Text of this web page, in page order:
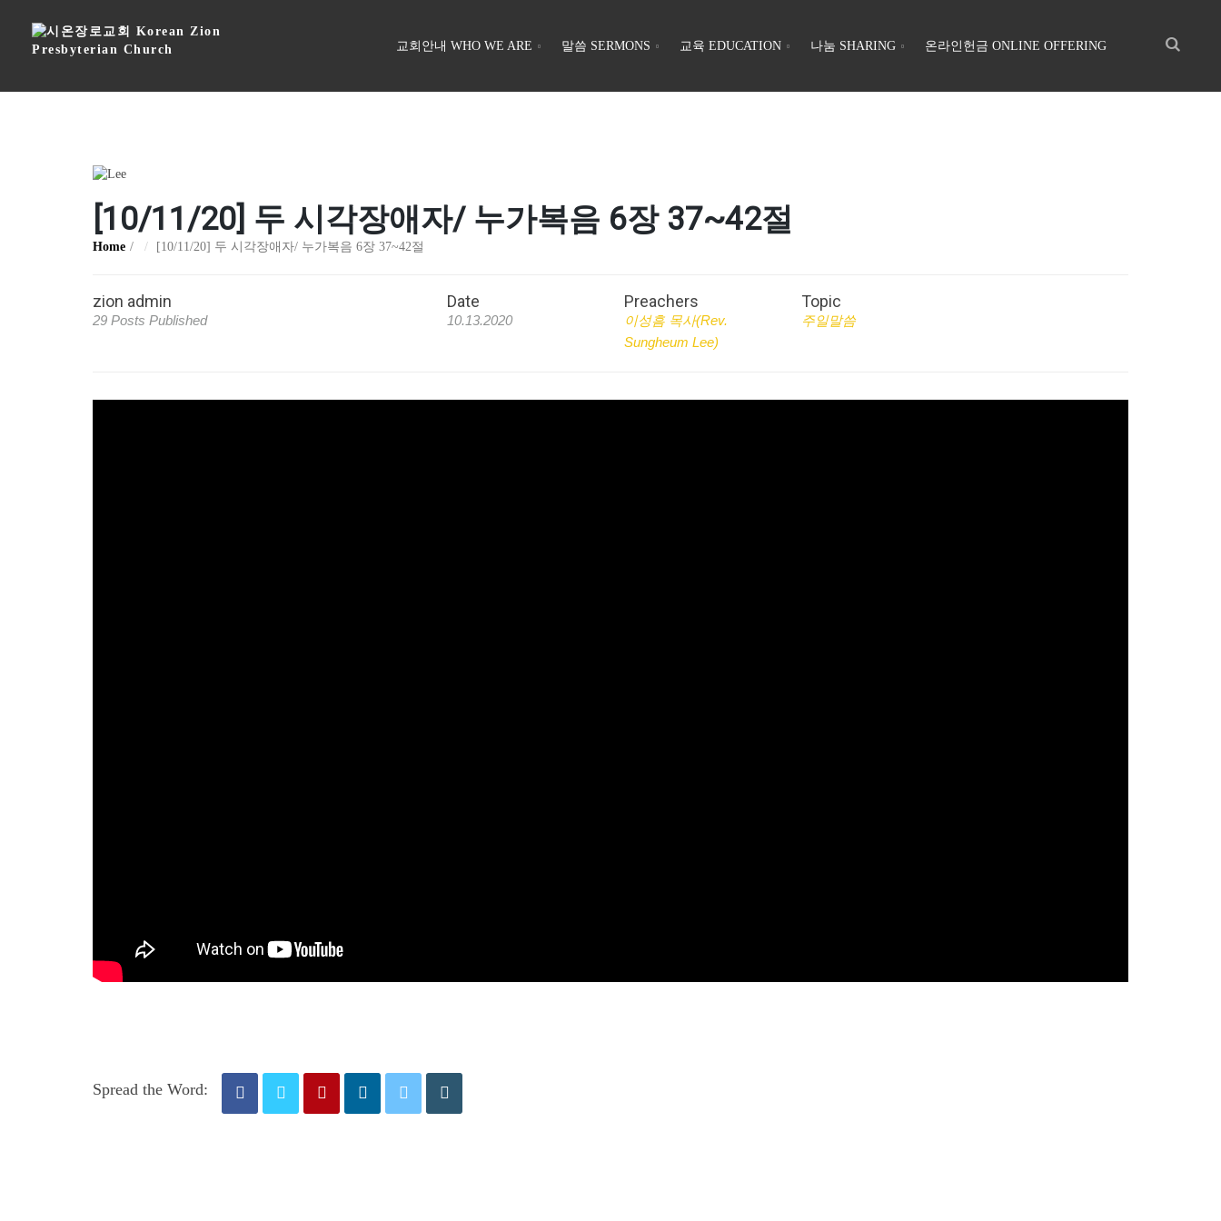
교회안내 WHO WE ARE 말씀 SERMONS 교육 EDUCATION 나눔 SHARING 온라인헌금 ONLINE OFFERING
[10/11/20] 두 시각장애자/ 누가복음 6장 37~42절
Home [10/11/20] 두 시각장애자/ 누가복음 6장 37~42절
zion admin
29 Posts Published
Date
10.13.2020
Preachers
이성흠 목사(Rev.
Sungheum Lee)
Topic
주일말씀
Spread the Word: